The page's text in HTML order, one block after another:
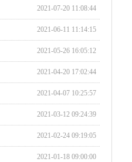
2021-07-20 11:08:44
2021-06-11 11:14:15
2021-05-26 16:05:12
2021-04-20 17:02:44
2021-04-07 10:25:57
2021-03-12 09:24:39
2021-02-24 09:19:05
2021-01-18 09:00:00